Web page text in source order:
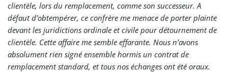
clientèle, lors du remplacement, comme son successeur. A
défaut d’obtempérer, ce confrère me menace de porter plainte
devant les juridictions ordinale et civile pour détournement de
clientèle. Cette affaire me semble effarante. Nous n’avons
absolument rien signé ensemble hormis un contrat de
remplacement standard, et tous nos échanges ont été oraux.